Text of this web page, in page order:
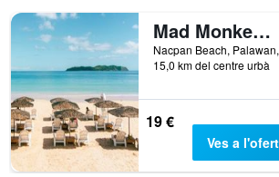
el
nombre
de
dies
abans
de
l'estada
El
gràfic
té
Mad Monkey Hostel Nacpan Beach
15,0 km del centre urbà
19 €
Ves a